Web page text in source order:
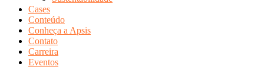
Cases
Conteúdo
Conheça a Apsis
Contato
Carreira
Eventos